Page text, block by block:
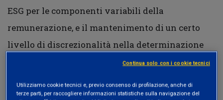
ESG per le componenti variabili della
remunerazione, e il mantenimento di un certo
livello di discrezionalità nella determinazione
Approvazione del piano di stock option
Utilizziamo cookie tecnici e, previo consenso di profilazione, anche di
terze parti, per raccogliere informazioni statistiche sulla navigazione del
Continua solo con i cookie tecnici